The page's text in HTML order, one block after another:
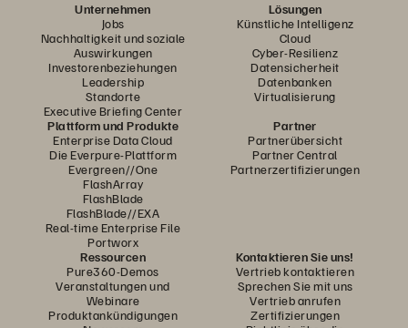
Unternehmen
Jobs
Nachhaltigkeit und soziale
Auswirkungen
Investorenbeziehungen
Leadership
Standorte
Executive Briefing Center
Lösungen
Künstliche Intelligenz
Cloud
Cyber-Resilienz
Datensicherheit
Datenbanken
Virtualisierung
Plattform und Produkte
Enterprise Data Cloud
Die Everpure-Plattform
Evergreen//One
FlashArray
FlashBlade
FlashBlade//EXA
Real-time Enterprise File
Portworx
Partner
Partnerübersicht
Partner Central
Partnerzertifizierungen
Ressourcen
Pure360-Demos
Veranstaltungen und
Webinare
Produktankündigungen
Kontaktieren Sie uns!
Vertrieb kontaktieren
Sprechen Sie mit uns
Vertrieb anrufen
Zertifizierungen